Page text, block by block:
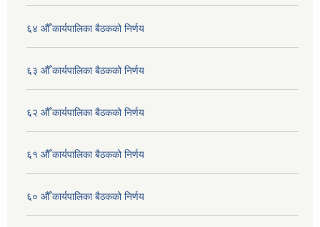
६४ औँ कार्यपालिका बैठकको निर्णय
६३ औँ कार्यपालिका बैठकको निर्णय
६२ औँ कार्यपालिका बैठकको निर्णय
६१ औँ कार्यपालिका बैठकको निर्णय
६० औँ कार्यपालिका बैठकको निर्णय